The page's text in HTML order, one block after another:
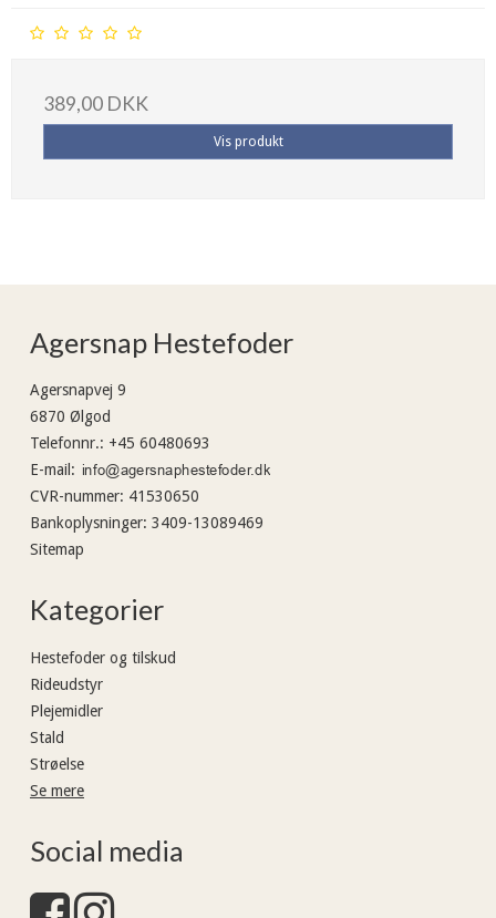
389,00 DKK
Vis produkt
Agersnap Hestefoder
Agersnapvej 9
6870 Ølgod
Telefonnr.: +45 60480693
E-mail :
CVR-nummer: 41530650
Bankoplysninger: 3409-13089469
Sitemap
Kategorier
Hestefoder og tilskud
Rideudstyr
Plejemidler
Stald
Strøelse
Se mere
Social media